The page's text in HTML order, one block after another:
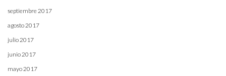
septiembre 2017
agosto 2017
julio 2017
junio 2017
mayo 2017